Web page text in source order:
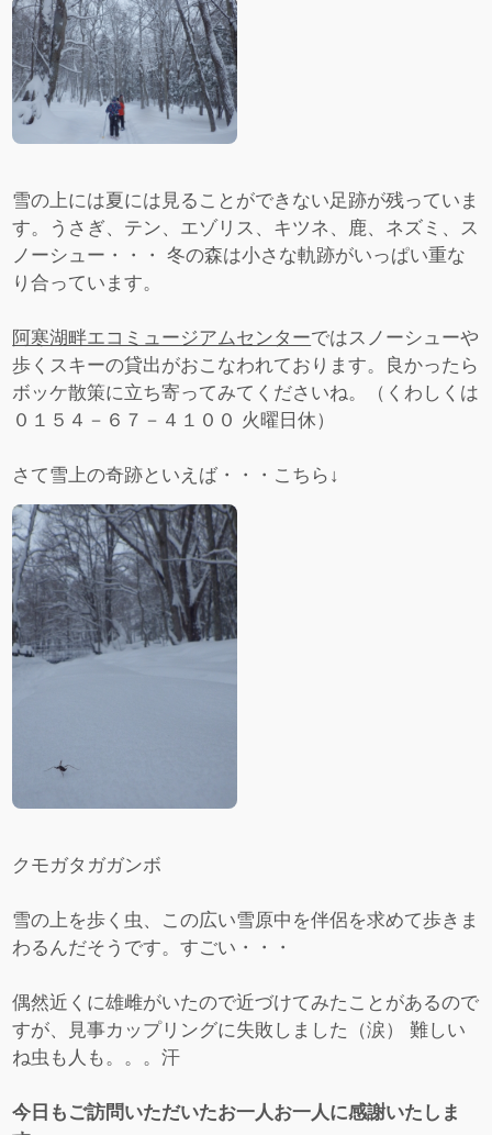
雪の上には夏には見ることができない足跡が残っていま
す。うさぎ、テン、エゾリス、キツネ、鹿、ネズミ、ス
ノーシュー・・・ 冬の森は小さな軌跡がいっぱい重な
り合っています。
阿寒湖畔エコミュージアムセンターではスノーシューや
歩くスキーの貸出がおこなわれております。良かったら
ボッケ散策に立ち寄ってみてくださいね。（くわしくは
０１５４－６７－４１００ 火曜日休）
さて雪上の奇跡といえば・・・こちら↓
クモガタガガンボ
雪の上を歩く虫、この広い雪原中を伴侶を求めて歩きま
わるんだそうです。すごい・・・
偶然近くに雄雌がいたので近づけてみたことがあるので
すが、見事カップリングに失敗しました（涙） 難しい
ね虫も人も。。。汗
今日もご訪問いただいたお一人お一人に感謝いたしま